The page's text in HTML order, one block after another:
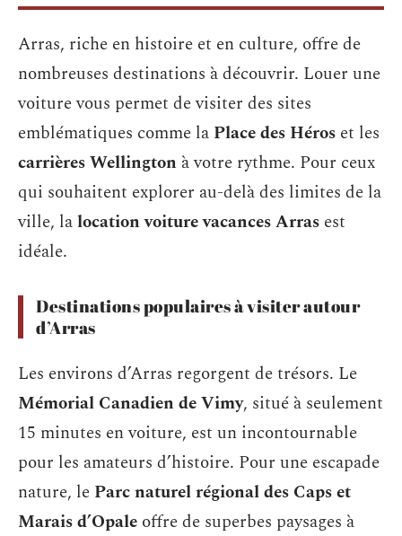
Arras, riche en histoire et en culture, offre de
nombreuses destinations à découvrir. Louer une
voiture vous permet de visiter des sites
emblématiques comme la Place des Héros et les
carrières Wellington à votre rythme. Pour ceux
qui souhaitent explorer au-delà des limites de la
ville, lalocation voiture vacances Arras est
idéale.
Destinations populaires à visiter autour
d’Arras
Les environs d’Arras regorgent de trésors. Le
Mémorial Canadien de Vimy, situé à seulement
15 minutes en voiture, est un incontournable
pour les amateurs d’histoire. Pour une escapade
nature, le Parc naturel régional des Caps et
Marais d’Opale offre de superbes paysages à